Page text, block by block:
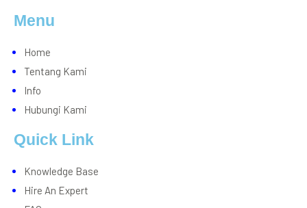
Menu
Home
Tentang Kami
Info
Hubungi Kami
Quick Link
Knowledge Base
Hire An Expert